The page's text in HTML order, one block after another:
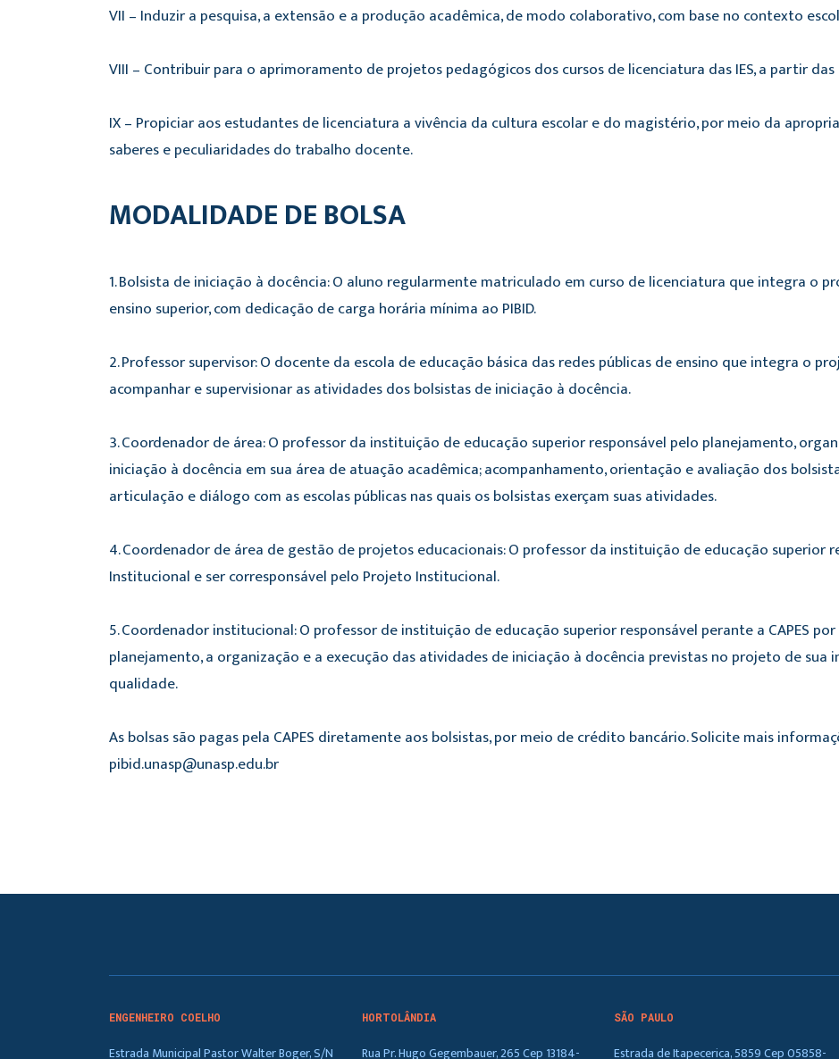
VII – Induzir a pesquisa, a extensão e a produção acadêmica, de modo colaborativo, com base no contexto
VIII – Contribuir para o aprimoramento de projetos pedagógicos dos cursos de licenciatura das IES, a partir das
IX – Propiciar aos estudantes de licenciatura a vivência da cultura escolar e do magistério, por meio da
saberes e peculiaridades do trabalho docente.
MODALIDADE DE BOLSA
1. Bolsista de iniciação à docência: O aluno regularmente matriculado em curso de licenciatura que integra o
ensino superior, com dedicação de carga horária mínima ao PIBID.
2. Professor supervisor: O docente da escola de educação básica das redes públicas de ensino que integra o
acompanhar e supervisionar as atividades dos bolsistas de iniciação à docência.
3. Coordenador de área: O professor da instituição de educação superior responsável pelo planejamento,
iniciação à docência em sua área de atuação acadêmica; acompanhamento, orientação e avaliação dos
articulação e diálogo com as escolas públicas nas quais os bolsistas exerçam suas atividades.
4. Coordenador de área de gestão de projetos educacionais: O professor da instituição de educação superior
Institucional e ser corresponsável pelo Projeto Institucional.
5. Coordenador institucional: O professor de instituição de educação superior responsável perante a CAPES
planejamento, a organização e a execução das atividades de iniciação à docência previstas no projeto de sua
qualidade.
As bolsas são pagas pela CAPES diretamente aos bolsistas, por meio de crédito bancário. Solicite mais
pibid.unasp@unasp.edu.br
ENGENHEIRO COELHO
Estrada Municipal Pastor Walter Boger, S/N
HORTOLÂNDIA
Rua Pr. Hugo Gegembauer, 265 Cep 13184-
SÃO PAULO
Estrada de Itapecerica, 5859 Cep 05858-